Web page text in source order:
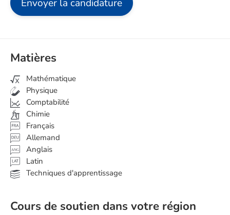
Matières
Mathématique
Physique
Comptabilité
Chimie
Français
Allemand
ANG
Anglais
Latin
Techniques d'apprentissage
Cours de soutien dans votre région